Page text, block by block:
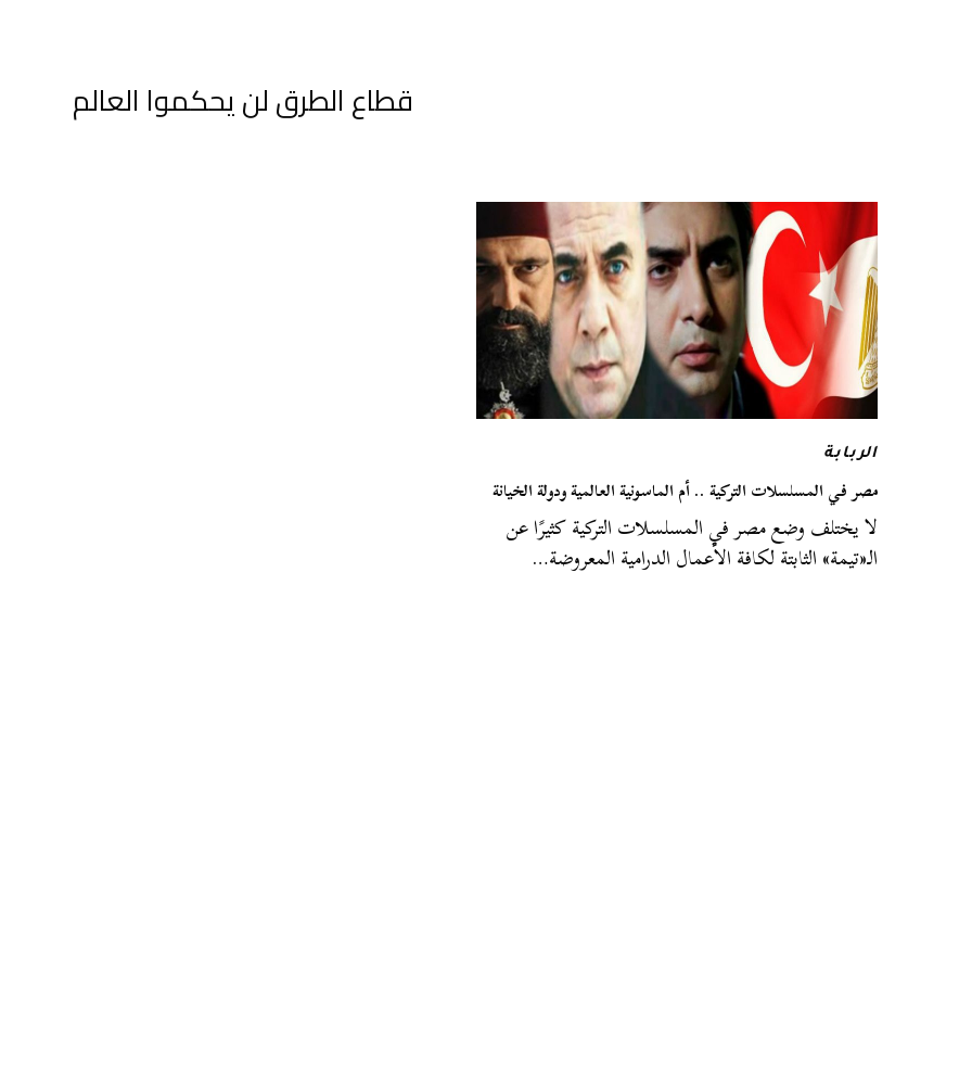
قطاع الطرق لن يحكموا العالم
الربابة
مصر في المسلسلات التركية .. أم الماسونية العالمية ودولة الخيانة
لا يختلف وضع مصر في المسلسلات التركية كثيرًا عن
الـ«تيمة» الثابتة لكافة الأعمال الدرامية المعروضة…